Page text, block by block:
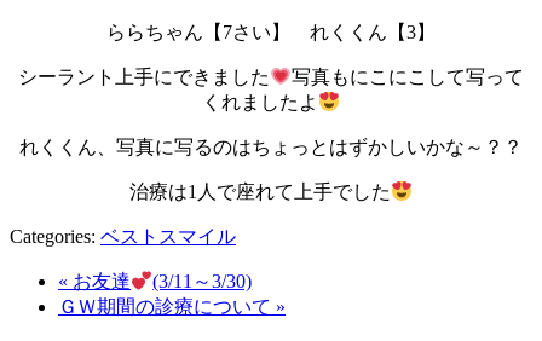
ららちゃん【7さい】 れくくん【3】
シーラント上手にできました
写真もにこにこして写って
くれましたよ
れくくん、写真に写るのはちょっとはずかしいかな～？？
治療は1人で座れて上手でした
Categories: ベストスマイル
« お友達
(3/11～3/30)
ＧＷ期間の診療について »